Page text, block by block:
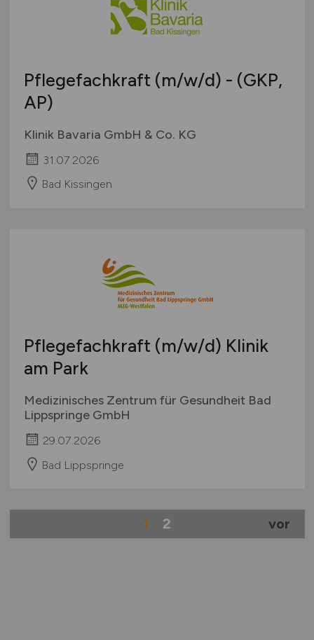
Pflegefachkraft (m/w/d) - (GKP,
AP)
Klinik Bavaria GmbH & Co. KG
31.07.2026
Bad Kissingen
Pflegefachkraft (m/w/d) Klinik
am Park
Medizinisches Zentrum für Gesundheit Bad
Lippspringe GmbH
29.07.2026
Bad Lippspringe
1 2 vor